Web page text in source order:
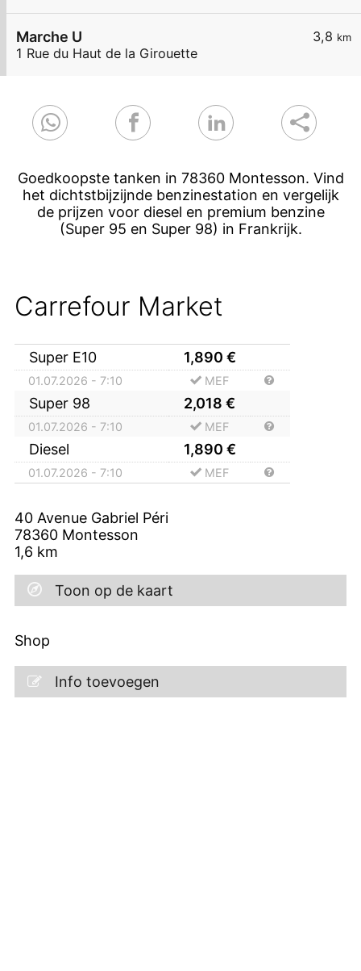
3,8 km
Marche U
1 Rue du Haut de la Girouette
Goedkoopste tanken in 78360 Montesson. Vind
het dichtstbijzijnde benzinestation en vergelijk
de prijzen voor diesel en premium benzine
(Super 95 en Super 98) in Frankrijk.
Carrefour Market
Super E10 1,890 €
01.07.2026 - 7:10 MEF
Super 98 2,018 €
01.07.2026 - 7:10 MEF
Diesel 1,890 €
01.07.2026 - 7:10 MEF
40 Avenue Gabriel Péri
78360 Montesson
1,6 km
Toon op de kaart
Shop
Info toevoegen